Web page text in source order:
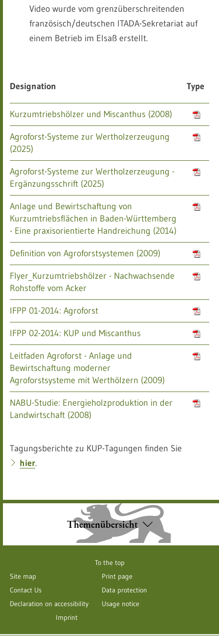
Video wurde vom grenzüberschreitenden
französisch/deutschen ITADA-Sekretariat auf
einem Betrieb im Elsaß erstellt.
Designation Type
Kurzumtriebshölzer und Miscanthus (2008)
Agroforst-Systeme zur Wertholzerzeugung
(2025)
Agroforst-Systeme zur Wertholzerzeugung -
Ergänzungsschrift (2025)
Anlage und Bewirtschaftung von
Kurzumtriebsflächen in Baden-Württemberg
- Eine praxisorientierte Handreichung (2014)
Definition von Agroforstsystemen (2009)
Flyer_Kurzumtriebshölzer - Nachwachsende
Rohstoffe vom Acker
IFPP 01-2014: Agroforst
IFPP 02-2014: KUP und Miscanthus
Leitfaden Agroforst - Anlage und
Bewirtschaftung moderner
Agroforstsysteme mit Werthölzern (2009)
NABU-Studie: Energieholzproduktion in der
Landwirtschaft (2008)
Tagungsberichte zu KUP-Tagungen finden Sie
hier.
Themenübersicht
To the top
Site map
Print page
Contact Us
Data protection
Declaration on accessibility
Usage notice
Imprint